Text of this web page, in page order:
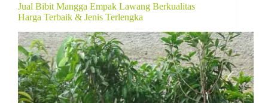
Jual Bibit Mangga Empak Lawang Berkualitas
Harga Terbaik & Jenis Terlengka